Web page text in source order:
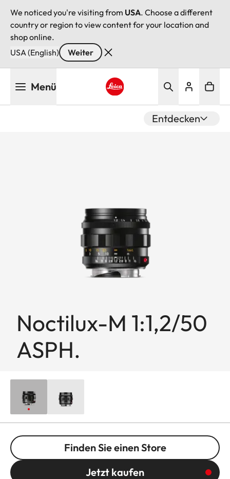
We noticed you're visiting from USA. Choose a different
country or region to view content for your location and
shop online.
USA (English)
Weiter
Menü
Entdecken
Noctilux-M 1:1,2/50
ASPH.
Finden Sie einen Store
Jetzt kaufen